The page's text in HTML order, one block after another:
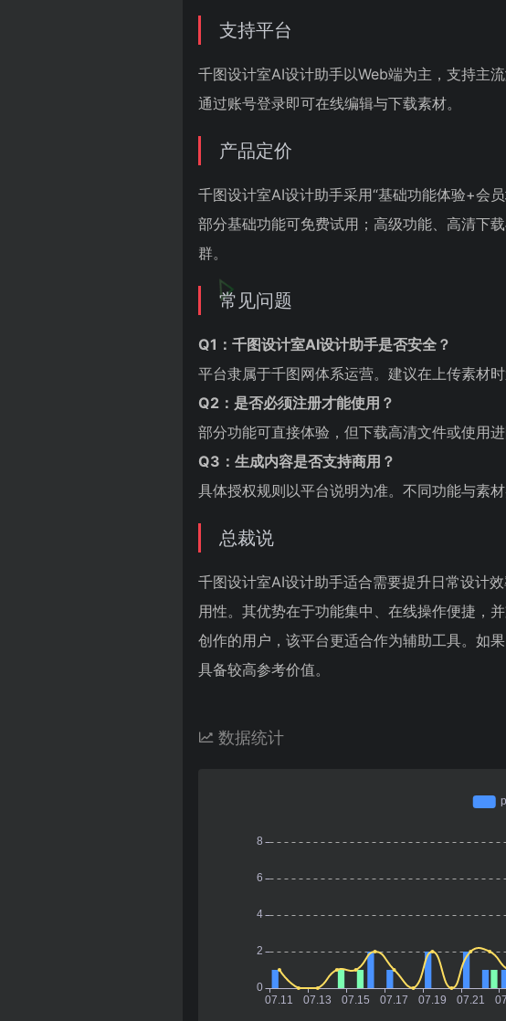
支持平台
千图设计室AI设计助手以Web端为主，支持主
通过账号登录即可在线编辑与下载素材。
产品定价
千图设计室AI设计助手采用“基础功能体验+会员
部分基础功能可免费试用；高级功能、高清下
群。
常见问题
Q1：千图设计室AI设计助手是否安全？
平台隶属于千图网体系运营。建议在上传素材时
Q2：是否必须注册才能使用？
部分功能可直接体验，但下载高清文件或使用
Q3：生成内容是否支持商用？
具体授权规则以平台说明为准。不同功能与素
总裁说
千图设计室AI设计助手适合需要提升日常设计
用性。其优势在于功能集中、在线操作便捷，
创作的用户，该平台更适合作为辅助工具。如
具备较高参考价值。
数据统计